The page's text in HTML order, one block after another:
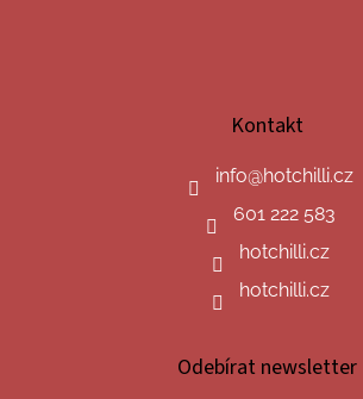
Kontakt
info@hotchilli.cz
601 222 583
hotchilli.cz
hotchilli.cz
Odebírat newsletter